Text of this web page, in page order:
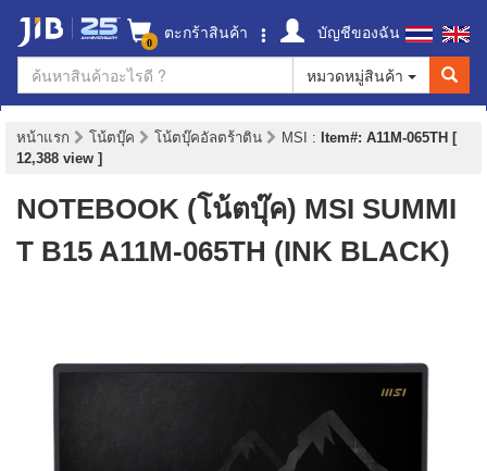
0 ตะกร้าสินค้า
บัญชีของฉัน
หมวดหมู่สินค้า
หน้าแรก โน้ตบุ๊ค โน้ตบุ๊คอัลตร้าติน MSI : Item#: A11M-065TH [
12,388 view ]
NOTEBOOK (โน้ตบุ๊ค) MSI SUMMI
T B15 A11M-065TH (INK BLACK)